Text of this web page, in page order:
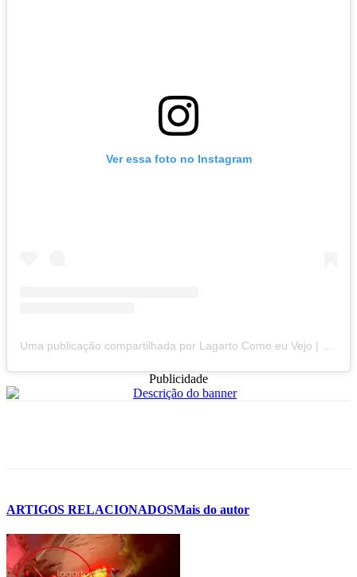
Ver essa foto no Instagram
Publicidade
ARTIGOS RELACIONADOSMais do autor